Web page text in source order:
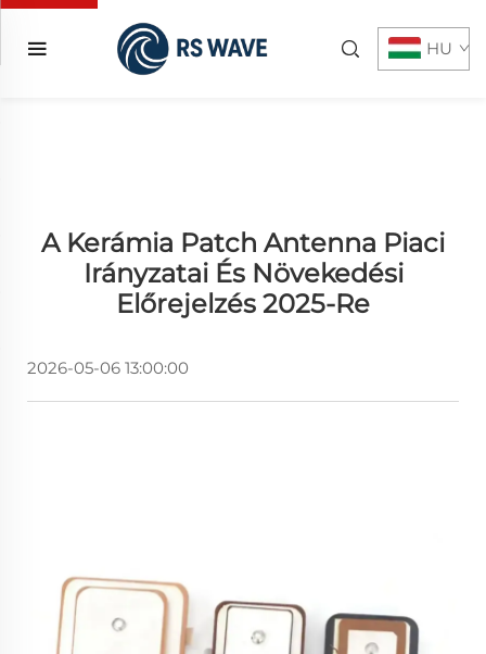
HU
A Kerámia Patch Antenna Piaci
Irányzatai És Növekedési
Előrejelzés 2025-Re
2026-05-06 13:00:00